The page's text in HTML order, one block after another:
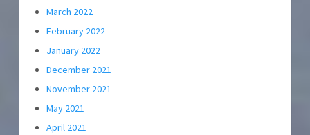
March 2022
February 2022
January 2022
December 2021
November 2021
May 2021
April 2021